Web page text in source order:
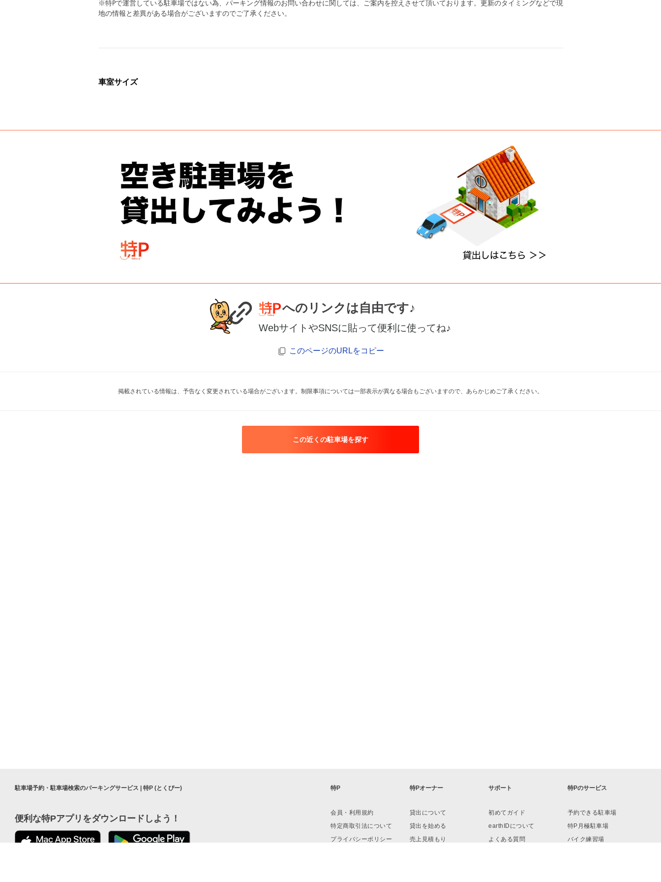
※特Pで運営している駐車場ではない為、パーキング情報のお問い合わせに関しては、ご案内を控えさせて頂いております。更新のタイミングなどで現
地の情報と差異がある場合がございますのでご了承ください。
車室サイズ
へのリンクは自由です♪
WebサイトやSNSに貼って便利に使ってね♪
このページのURLをコピー
掲載されている情報は、予告なく変更されている場合がございます。制限事項については一部表示が異なる場合もございますので、あらかじめご了承ください。
この近くの駐車場を探す
駐車場予約・駐車場検索のパーキングサービス | 特P (とくぴー)
便利な特Pアプリをダウンロードしよう！
特P
会員・利用規約
特定商取引法について
プライバシーポリシー
特Pオーナー
貸出について
貸出を始める
売上見積もり
サポート
初めてガイド
earthIDについて
よくある質問
特Pのサービス
予約できる駐車場
特P月極駐車場
バイク練習場